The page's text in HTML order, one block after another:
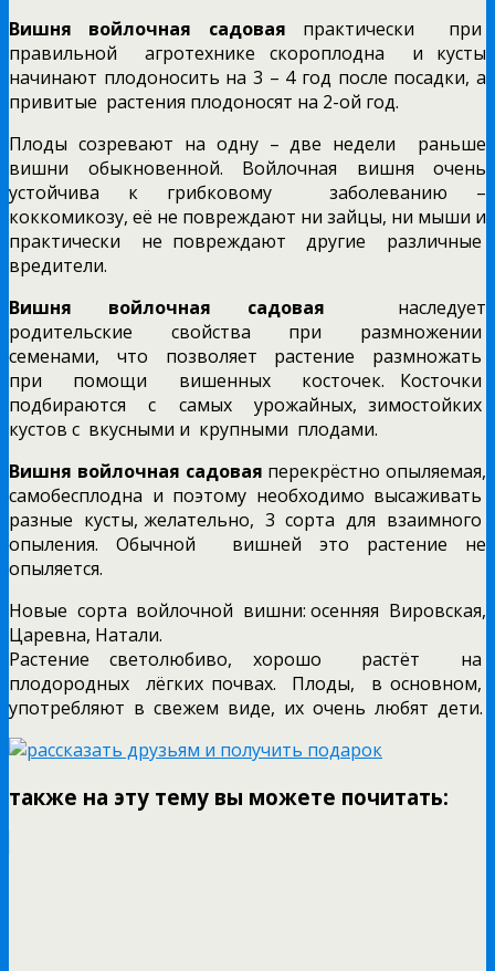
Вишня войлочная садовая практически при
правильной агротехнике скороплодна и кусты
начинают плодоносить на 3 – 4 год после посадки, а
привитые растения плодоносят на 2-ой год.
Плоды созревают на одну – две недели раньше
вишни обыкновенной. Войлочная вишня очень
устойчива к грибковому заболеванию –
коккомикозу, её не повреждают ни зайцы, ни мыши и
практически не повреждают другие различные
вредители.
Вишня войлочная садовая наследует
родительские свойства при размножении
семенами, что позволяет растение размножать
при помощи вишенных косточек. Косточки
подбираются с самых урожайных, зимостойких
кустов с вкусными и крупными плодами.
Вишня войлочная садовая перекрёстно опыляемая,
самобесплодна и поэтому необходимо высаживать
разные кусты, желательно, 3 сорта для взаимного
опыления. Обычной вишней это растение не
опыляется.
Новые сорта войлочной вишни: осенняя Вировская,
Царевна, Натали.
Растение светолюбиво, хорошо растёт на
плодородных лёгких почвах. Плоды, в основном,
употребляют в свежем виде, их очень любят дети.
также на эту тему вы можете почитать: